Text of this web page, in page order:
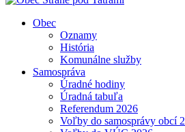
Obec
Oznamy
História
Komunálne služby
Samospráva
Úradné hodiny
Úradná tabuľa
Referendum 2026
Voľby do samosprávy obcí